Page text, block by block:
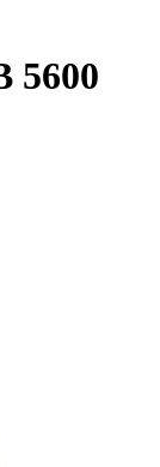
5600